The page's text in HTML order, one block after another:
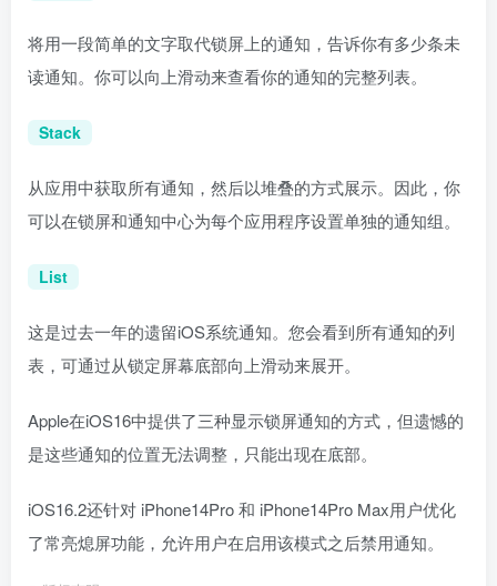
将用一段简单的文字取代锁屏上的通知，告诉你有多少条未
读通知。你可以向上滑动来查看你的通知的完整列表。
Stack
从应用中获取所有通知，然后以堆叠的方式展示。因此，你
可以在锁屏和通知中心为每个应用程序设置单独的通知组。
List
这是过去一年的遗留iOS系统通知。您会看到所有通知的列
表，可通过从锁定屏幕底部向上滑动来展开。
Apple在iOS16中提供了三种显示锁屏通知的方式，但遗憾的
是这些通知的位置无法调整，只能出现在底部。
iOS16.2还针对 iPhone14Pro 和 iPhone14Pro Max用户优化
了常亮熄屏功能，允许用户在启用该模式之后禁用通知。